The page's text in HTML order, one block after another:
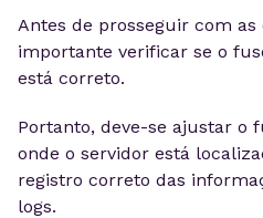
Antes de prosseguir com as
importante verificar se o
está correto.
Portanto, deve-se ajustar o
onde o servidor está
registro correto das
logs.